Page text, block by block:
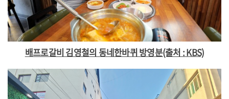
배프로갈비 김영철의 동네한바퀴 방영분(출처 : KBS)